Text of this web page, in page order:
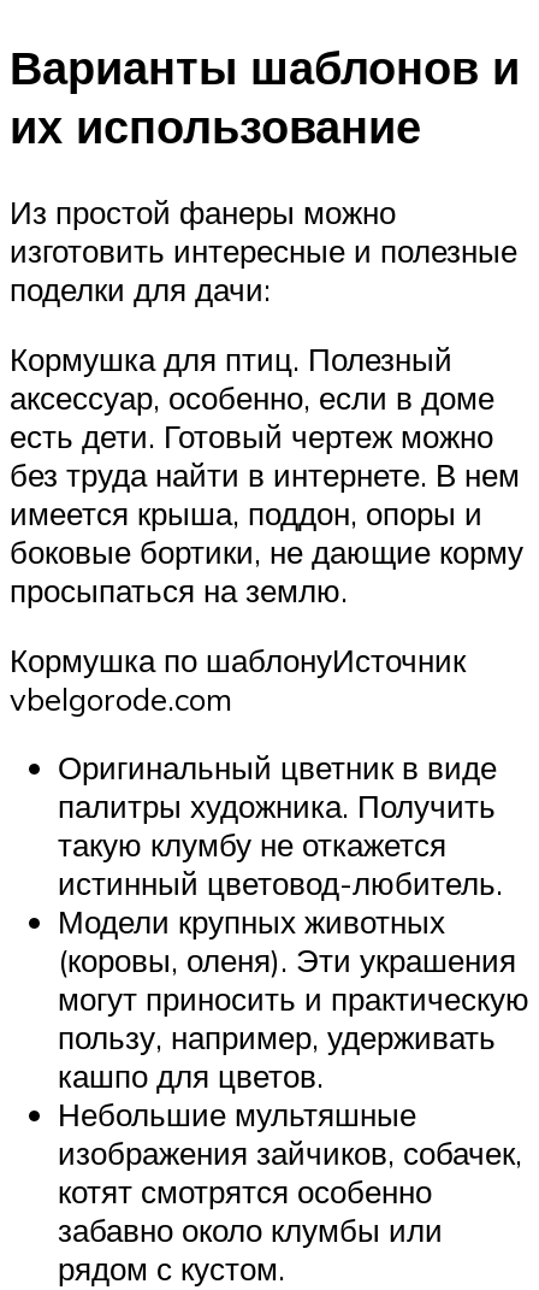
Варианты шаблонов и
их использование
Из простой фанеры можно
изготовить интересные и полезные
поделки для дачи:
Кормушка для птиц. Полезный
аксессуар, особенно, если в доме
есть дети. Готовый чертеж можно
без труда найти в интернете. В нем
имеется крыша, поддон, опоры и
боковые бортики, не дающие корму
просыпаться на землю.
Кормушка по шаблонуИсточник
vbelgorode.com
Оригинальный цветник в виде
палитры художника. Получить
такую клумбу не откажется
истинный цветовод-любитель.
Модели крупных животных
(коровы, оленя). Эти украшения
могут приносить и практическую
пользу, например, удерживать
кашпо для цветов.
Небольшие мультяшные
изображения зайчиков, собачек,
котят смотрятся особенно
забавно около клумбы или
рядом с кустом.